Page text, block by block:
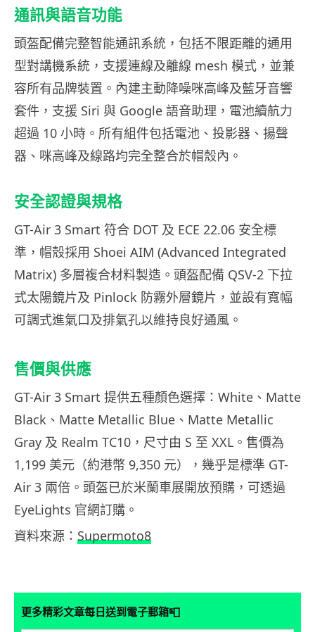
通訊與語音功能
頭盔配備完整智能通訊系統，包括不限距離的通用
型對講機系統，支援連線及離線 mesh 模式，並兼
容所有品牌裝置。內建主動降噪咪高峰及藍牙音響
套件，支援 Siri 與 Google 語音助理，電池續航力
超過 10 小時。所有組件包括電池、投影器、揚聲
器、咪高峰及線路均完全整合於帽殼內。
安全認證與規格
GT-Air 3 Smart 符合 DOT 及 ECE 22.06 安全標
準，帽殼採用 Shoei AIM (Advanced Integrated
Matrix) 多層複合材料製造。頭盔配備 QSV-2 下拉
式太陽鏡片及 Pinlock 防霧外層鏡片，並設有寬幅
可調式進氣口及排氣孔以維持良好通風。
售價與供應
GT-Air 3 Smart 提供五種顏色選擇：White、Matte
Black、Matte Metallic Blue、Matte Metallic
Gray 及 Realm TC10，尺寸由 S 至 XXL。售價為
1,199 美元（約港幣 9,350 元），幾乎是標準 GT-
Air 3 兩倍。頭盔已於米蘭車展開放預購，可透過
EyeLights 官網訂購。
資料來源： Supermoto8
更多精彩文章每日送到電子郵箱📮